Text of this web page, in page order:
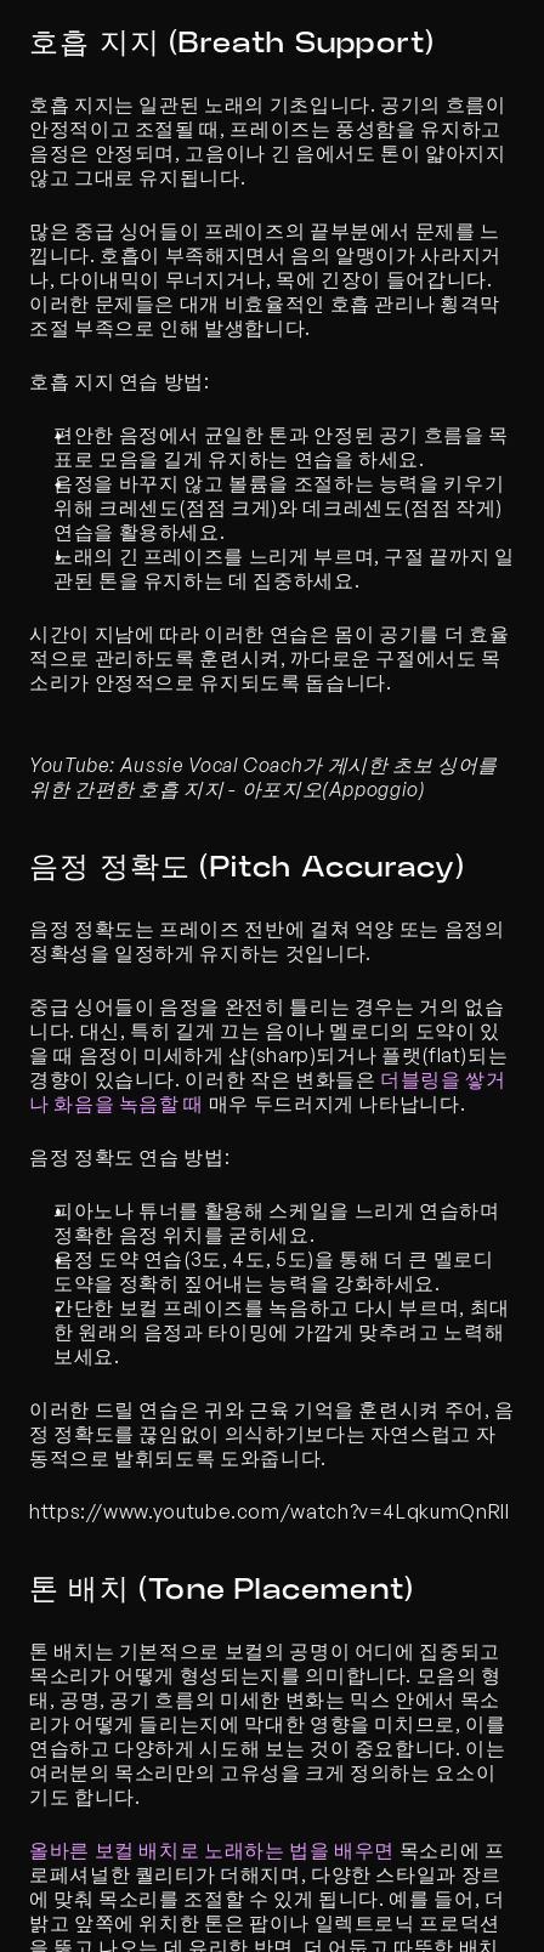
호흡 지지 (Breath Support)
호흡 지지는 일관된 노래의 기초입니다. 공기의 흐름이
안정적이고 조절될 때, 프레이즈는 풍성함을 유지하고
음정은 안정되며, 고음이나 긴 음에서도 톤이 얇아지지
않고 그대로 유지됩니다.
많은 중급 싱어들이 프레이즈의 끝부분에서 문제를 느
낍니다. 호흡이 부족해지면서 음의 알맹이가 사라지거
나, 다이내믹이 무너지거나, 목에 긴장이 들어갑니다.
이러한 문제들은 대개 비효율적인 호흡 관리나 횡격막
조절 부족으로 인해 발생합니다.
호흡 지지 연습 방법:
편안한 음정에서 균일한 톤과 안정된 공기 흐름을 목
표로 모음을 길게 유지하는 연습을 하세요.
음정을 바꾸지 않고 볼륨을 조절하는 능력을 키우기
위해 크레센도(점점 크게)와 데크레센도(점점 작게)
연습을 활용하세요.
노래의 긴 프레이즈를 느리게 부르며, 구절 끝까지 일
관된 톤을 유지하는 데 집중하세요.
시간이 지남에 따라 이러한 연습은 몸이 공기를 더 효율
적으로 관리하도록 훈련시켜, 까다로운 구절에서도 목
소리가 안정적으로 유지되도록 돕습니다.
YouTube: Aussie Vocal Coach가 게시한 초보 싱어를
위한 간편한 호흡 지지 - 아포지오(Appoggio)
음정 정확도 (Pitch Accuracy)
음정 정확도는 프레이즈 전반에 걸쳐 억양 또는 음정의
정확성을 일정하게 유지하는 것입니다.
중급 싱어들이 음정을 완전히 틀리는 경우는 거의 없습
니다. 대신, 특히 길게 끄는 음이나 멜로디의 도약이 있
을 때 음정이 미세하게 샵(sharp)되거나 플랫(flat)되는
경향이 있습니다. 이러한 작은 변화들은 더블링을 쌓거
나 화음을 녹음할 때 매우 두드러지게 나타납니다.
음정 정확도 연습 방법:
피아노나 튜너를 활용해 스케일을 느리게 연습하며
정확한 음정 위치를 굳히세요.
음정 도약 연습(3도, 4도, 5도)을 통해 더 큰 멜로디
도약을 정확히 짚어내는 능력을 강화하세요.
간단한 보컬 프레이즈를 녹음하고 다시 부르며, 최대
한 원래의 음정과 타이밍에 가깝게 맞추려고 노력해
보세요.
이러한 드릴 연습은 귀와 근육 기억을 훈련시켜 주어, 음
정 정확도를 끊임없이 의식하기보다는 자연스럽고 자
동적으로 발휘되도록 도와줍니다.
https://www.youtube.com/watch?v=4LqkumQnRII
톤 배치 (Tone Placement)
톤 배치는 기본적으로 보컬의 공명이 어디에 집중되고
목소리가 어떻게 형성되는지를 의미합니다. 모음의 형
태, 공명, 공기 흐름의 미세한 변화는 믹스 안에서 목소
리가 어떻게 들리는지에 막대한 영향을 미치므로, 이를
연습하고 다양하게 시도해 보는 것이 중요합니다. 이는
여러분의 목소리만의 고유성을 크게 정의하는 요소이
기도 합니다.
올바른 보컬 배치로 노래하는 법을 배우면 목소리에 프
로페셔널한 퀄리티가 더해지며, 다양한 스타일과 장르
에 맞춰 목소리를 조절할 수 있게 됩니다. 예를 들어, 더
밝고 앞쪽에 위치한 톤은 팝이나 일렉트로닉 프로덕션
을 뚫고 나오는 데 유리한 반면, 더 어둡고 따뜻한 배치